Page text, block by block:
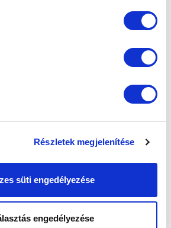
Részletek megjelenítése
süti engedélyezése
engedélyezése
AMIT AZ FC AJKA
KELL